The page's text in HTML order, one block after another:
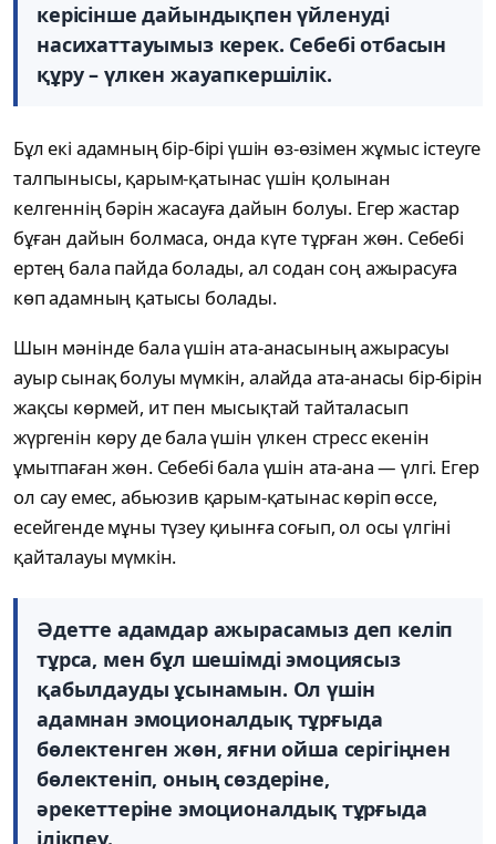
керісінше дайындықпен үйленуді
насихаттауымыз керек. Себебі отбасын
құру – үлкен жауапкершілік.
Бұл екі адамның бір-бірі үшін өз-өзімен жұмыс істеуге
талпынысы, қарым-қатынас үшін қолынан
келгеннің бәрін жасауға дайын болуы. Егер жастар
бұған дайын болмаса, онда күте тұрған жөн. Себебі
ертең бала пайда болады, ал содан соң ажырасуға
көп адамның қатысы болады.
Шын мәнінде бала үшін ата-анасының ажырасуы
ауыр сынақ болуы мүмкін, алайда ата-анасы бір-бірін
жақсы көрмей, ит пен мысықтай тайталасып
жүргенін көру де бала үшін үлкен стресс екенін
ұмытпаған жөн. Себебі бала үшін ата-ана — үлгі. Егер
ол сау емес, абьюзив қарым-қатынас көріп өссе,
есейгенде мұны түзеу қиынға соғып, ол осы үлгіні
қайталауы мүмкін.
Әдетте адамдар ажырасамыз деп келіп
тұрса, мен бұл шешімді эмоциясыз
қабылдауды ұсынамын. Ол үшін
адамнан эмоционалдық тұрғыда
бөлектенген жөн, яғни ойша серігіңнен
бөлектеніп, оның сөздеріне,
әрекеттеріне эмоционалдық тұрғыда